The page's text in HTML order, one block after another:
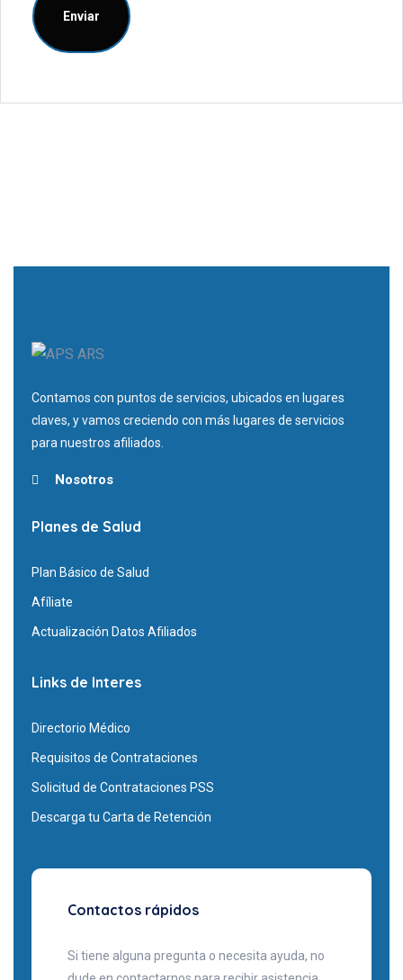
Contamos con puntos de servicios, ubicados en lugares
claves, y vamos creciendo con más lugares de servicios
para nuestros afiliados.
Nosotros
Planes de Salud
Plan Básico de Salud
Afíliate
Actualización Datos Afiliados
Links de Interes
Directorio Médico
Requisitos de Contrataciones
Solicitud de Contrataciones PSS
Descarga tu Carta de Retención
Contactos rápidos
Si tiene alguna pregunta o necesita ayuda, no